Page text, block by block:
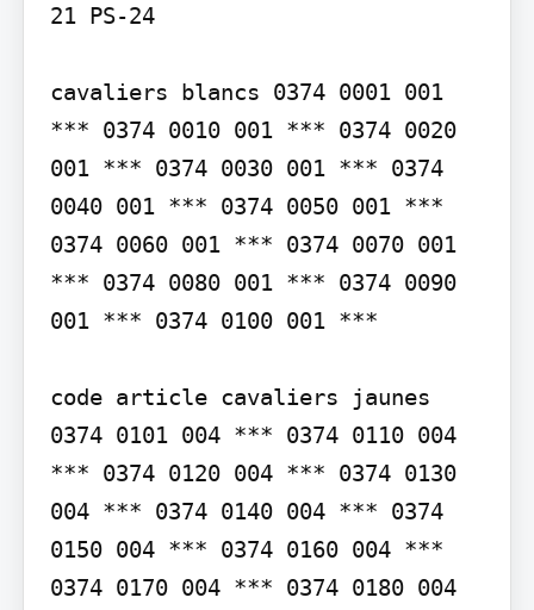
21 PS-24
cavaliers blancs 0374 0001 001
*** 0374 0010 001 *** 0374 0020
001 *** 0374 0030 001 *** 0374
0040 001 *** 0374 0050 001 ***
0374 0060 001 *** 0374 0070 001
*** 0374 0080 001 *** 0374 0090
001 *** 0374 0100 001 ***
code article cavaliers jaunes
0374 0101 004 *** 0374 0110 004
*** 0374 0120 004 *** 0374 0130
004 *** 0374 0140 004 *** 0374
0150 004 *** 0374 0160 004 ***
0374 0170 004 *** 0374 0180 004